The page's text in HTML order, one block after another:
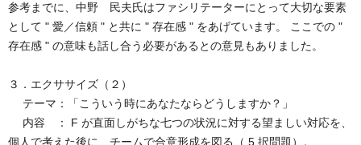
参考までに、中野 民夫氏はファシリテーターにとって大切な要素
として " 愛／信頼 " と共に " 存在感 " をあげています。 ここでの "
存在感 " の意味も話し合う必要があるとの意見もありました。
３．エクササイズ（２）
テーマ：「こういう時にあなたならどうしますか？」
内容 ： F が直面しがちな七つの状況に対する望ましい対応を、
個人で考えた後に、チームで合意形成を図る（ 5 択問題）。